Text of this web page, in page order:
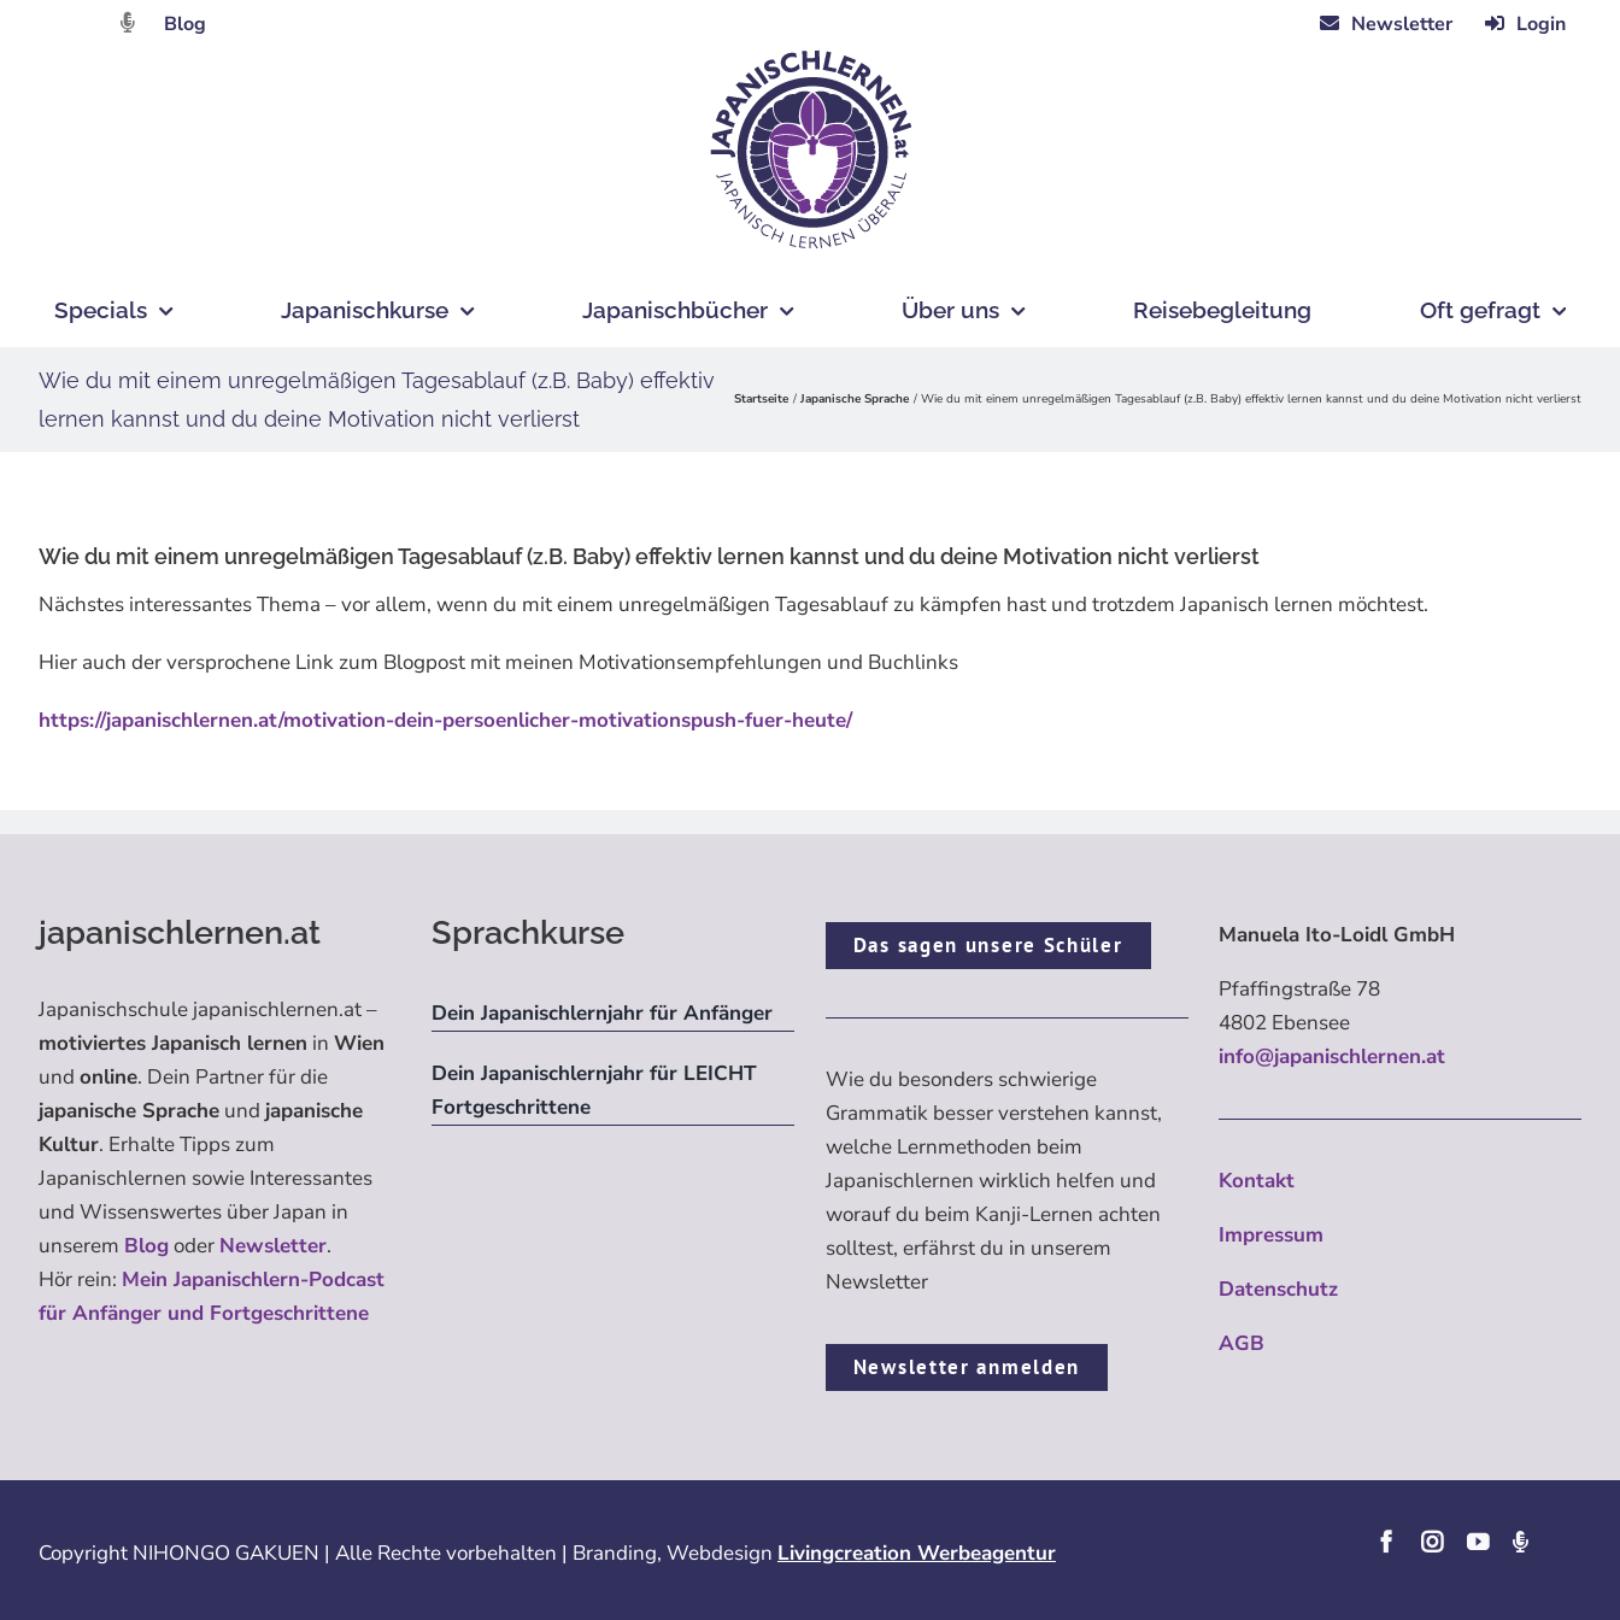
Blog Newsletter Login
Specials Japanischkurse Japanischbücher Über uns Reisebegleitung Oft gefragt
Wie du mit einem unregelmäßigen Tagesablauf (z.B. Baby) effektiv
lernen kannst und du deine Motivation nicht verlierst
Startseite Japanische Sprache Wie du mit einem unregelmäßigen Tagesablauf (z.B. Baby) effektiv lernen kannst und du deine Motivation nicht verlierst
Wie du mit einem unregelmäßigen Tagesablauf (z.B. Baby) effektiv lernen kannst und du deine Motivation nicht verlierst
Nächstes interessantes Thema – vor allem, wenn du mit einem unregelmäßigen Tagesablauf zu kämpfen hast und trotzdem Japanisch lernen möchtest.
Hier auch der versprochene Link zum Blogpost mit meinen Motivationsempfehlungen und Buchlinks
https://japanischlernen.at/motivation-dein-persoenlicher-motivationspush-fuer-heute/
japanischlernen.at
Japanischschule japanischlernen.at –
motiviertes Japanisch lernen in Wien
und online. Dein Partner für die
japanische Spracheund japanische
Kultur. Erhalte Tipps zum
Japanischlernen sowie Interessantes
und Wissenswertes über Japan in
unserem Blogoder Newsletter.
Hör rein: Mein Japanischlern-Podcast
für Anfänger und Fortgeschrittene
Sprachkurse
Dein Japanischlernjahr für Anfänger
Dein Japanischlernjahr für LEICHT
Fortgeschrittene
Das sagen unsere Schüler
Wie du besonders schwierige
Grammatik besser verstehen kannst,
welche Lernmethoden beim
Japanischlernen wirklich helfen und
worauf du beim Kanji-Lernen achten
solltest, erfährst du in unserem
Newsletter
Newsletter anmelden
Manuela Ito-Loidl GmbH
Pfaffingstraße 78
4802 Ebensee
info@japanischlernen.at
Kontakt
Impressum
Datenschutz
AGB
Copyright NIHONGO GAKUEN | Alle Rechte vorbehalten | Branding, Webdesign Livingcreation Werbeagentur